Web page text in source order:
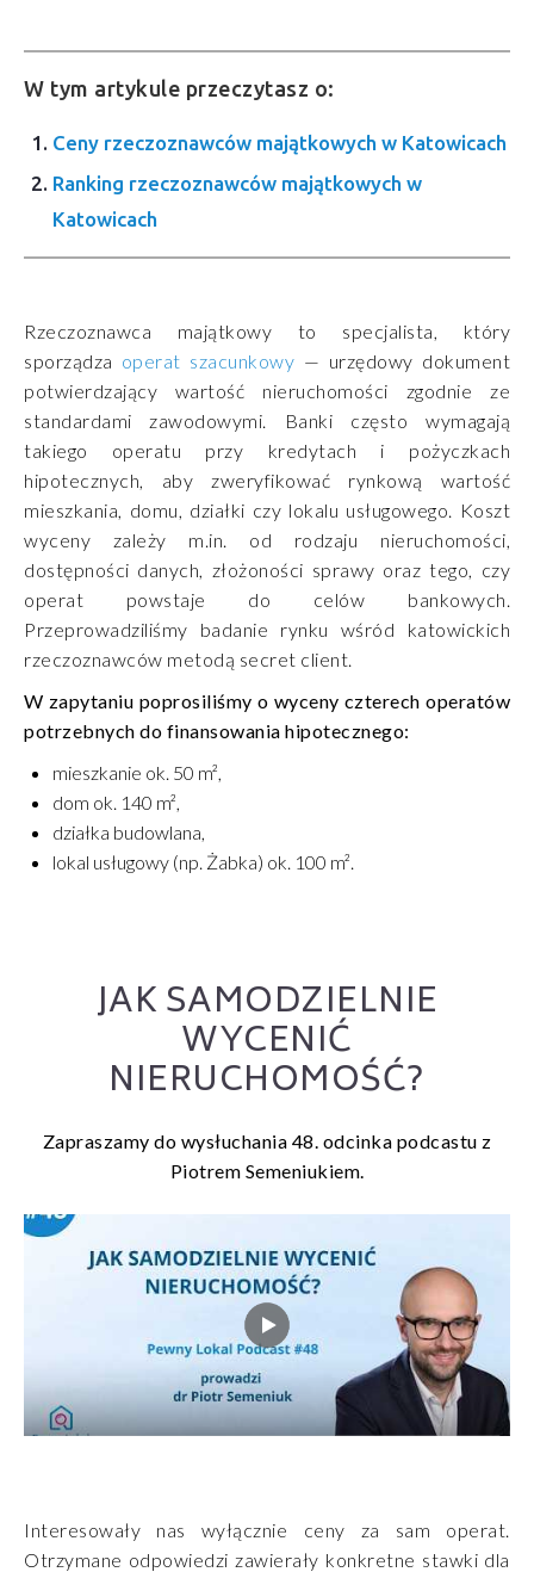
W tym artykule przeczytasz o:
Ceny rzeczoznawców majątkowych w Katowicach
Ranking rzeczoznawców majątkowych w
Katowicach
Rzeczoznawca majątkowy to specjalista, który
sporządza operat szacunkowy — urzędowy dokument
potwierdzający wartość nieruchomości zgodnie ze
standardami zawodowymi. Banki często wymagają
takiego operatu przy kredytach i pożyczkach
hipotecznych, aby zweryfikować rynkową wartość
mieszkania, domu, działki czy lokalu usługowego. Koszt
wyceny zależy m.in. od rodzaju nieruchomości,
dostępności danych, złożoności sprawy oraz tego, czy
operat powstaje do celów bankowych.
Przeprowadziliśmy badanie rynku wśród katowickich
rzeczoznawców metodą secret client.
W zapytaniu poprosiliśmy o wyceny czterech operatów
potrzebnych do finansowania hipotecznego:
mieszkanie ok. 50 m²,
dom ok. 140 m²,
działka budowlana,
lokal usługowy (np. Żabka) ok. 100 m².
JAK SAMODZIELNIE
WYCENIĆ
NIERUCHOMOŚĆ?
Zapraszamy do wysłuchania 48. odcinka podcastu z
Piotrem Semeniukiem.
Interesowały nas wyłącznie ceny za sam operat.
Otrzymane odpowiedzi zawierały konkretne stawki dla